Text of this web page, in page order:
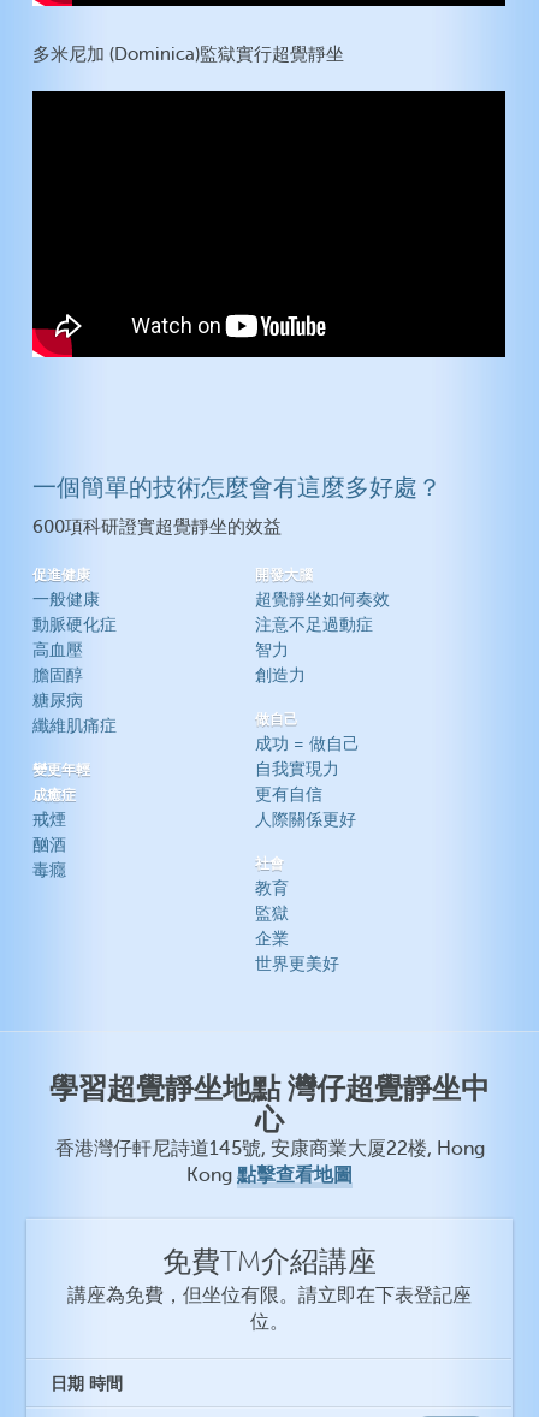
多米尼加 (Dominica)監獄實行超覺靜坐
一個簡單的技術怎麼會有這麼多好處？
600項科研證實超覺靜坐的效益
促進健康
一般健康
動脈硬化症
高血壓
膽固醇
糖尿病
纖維肌痛症
變更年輕
成癒症
戒煙
酗酒
毒癮
開發大腦
超覺靜坐如何奏效
注意不足過動症
智力
創造力
做自己
成功 = 做自己
自我實現力
更有自信
人際關係更好
社會
教育
監獄
企業
世界更美好
學習超覺靜坐地點 灣仔超覺靜坐中
心
香港灣仔軒尼詩道145號, 安康商業大厦22楼, Hong
Kong 點擊查看地圖
免費TM介紹講座
講座為免費，但坐位有限。請立即在下表登記座
位。
日期 時間